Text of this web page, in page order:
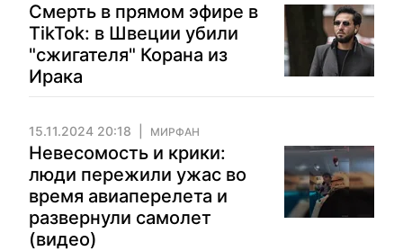
Смерть в прямом эфире в
TikTok: в Швеции убили
"сжигателя" Корана из
Ирака
15.11.2024 20:18 МИРФАН
Невесомость и крики:
люди пережили ужас во
время авиаперелета и
развернули самолет
(видео)